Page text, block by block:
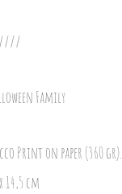
Family
Print on paper (360 gr).
14,5 cm